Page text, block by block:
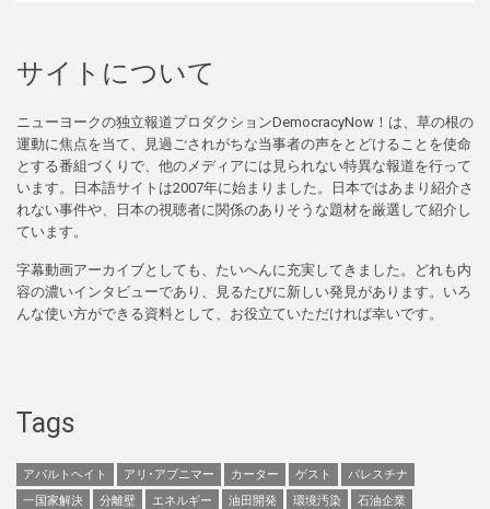
サイトについて
ニューヨークの独立報道プロダクションDemocracyNow！は、草の根の
運動に焦点を当て、見過ごされがちな当事者の声をとどけることを使命
とする番組づくりで、他のメディアには見られない特異な報道を行って
います。日本語サイトは2007年に始まりました。日本ではあまり紹介さ
れない事件や、日本の視聴者に関係のありそうな題材を厳選して紹介し
ています。
字幕動画アーカイブとしても、たいへんに充実してきました。どれも内
容の濃いインタビューであり、見るたびに新しい発見があります。いろ
んな使い方ができる資料として、お役立ていただければ幸いです。
Tags
アパルトヘイト アリ･アブニマー カーター ゲスト
パレスチナ
一国家解決
分離壁 エネルギー 油田開発 環境汚染 石油企業